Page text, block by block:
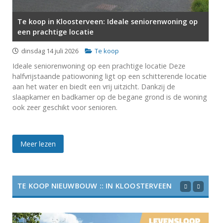
Te koop in Kloosterveen: Ideale seniorenwoning op
een prachtige locatie
dinsdag 14 juli 2026 Te koop
Ideale seniorenwoning op een prachtige locatie Deze
halfvrijstaande patiowoning ligt op een schitterende locatie
aan het water en biedt een vrij uitzicht. Dankzij de
slaapkamer en badkamer op de begane grond is de woning
ook zeer geschikt voor senioren.
Meer lezen
TE KOOP NIEUWBOUW :: IN KLOOSTERVEEN